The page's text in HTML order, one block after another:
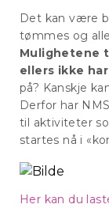
Det kan være
tømmes og
Mulighetene
ellers ikke
på? Kanskje
Derfor har
til aktiviteter
startes nå i
Her kan du